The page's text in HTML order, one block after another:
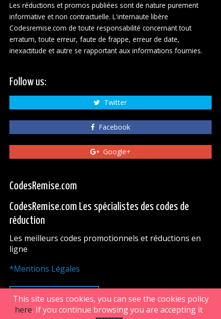
Les réductions et promos publiées sont de nature purement
informative et non contractuelle. L'internaute libère
Codesremise.com de toute responsabilité concernant tout
erratum, toute erreur, faute de frappe, erreur de date,
inexactitude et autre se rapportant aux informations fournies.
Follow us:
Twitter
Facebook
Google+
CodesRemise.com
CodesRemise.com Les spécialistes des codes de
réduction
Les meilleurs codes promotionnels et réductions en
ligne
*Mentions Légales
HAUT DE PAGE
This site uses cookies, you can see the cookies policy
here. If you continue browsing you are accepting it